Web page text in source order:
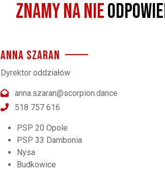
ZNAMY NA NIE
ANNA SZARAN
Dyrektor oddziałów
anna.szaran@scorpion.dance
518 757 616
PSP 20 Opole
PSP 33 Dambonia
Nysa
Budkowice